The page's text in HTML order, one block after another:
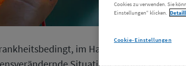
im Haushalt oder auf dem
Cookies zu verwenden. Sie
Einstellungen“ klicken.
Cookie-Einstellungen